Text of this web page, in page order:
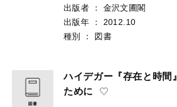
出版者
：
金沢文圃閣
出版年
：
2012.10
種別
： 図書
ハイデガー『存在と時間
ために